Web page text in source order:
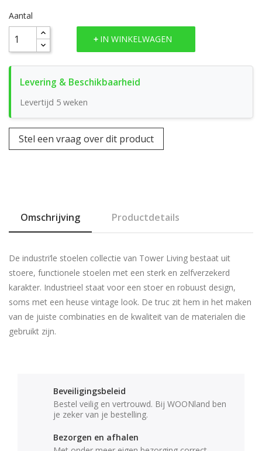
Aantal
IN WINKELWAGEN
Levertijd 5 weken
Stel een vraag over dit product
Omschrijving Productdetails
De industri‘le stoelen collectie van Tower Living bestaat uit
stoere, functionele stoelen met een sterk en zelfverzekerd
karakter. Industrieel staat voor een stoer en robuust design,
soms met een heuse vintage look. De truc zit hem in het maken
van de juiste combinaties en de kwaliteit van de materialen die
gebruikt zijn.
Beveiligingsbeleid
Bestel veilig en vertrouwd. Bij WOONland ben
je zeker van je bestelling.
Bezorgen en afhalen